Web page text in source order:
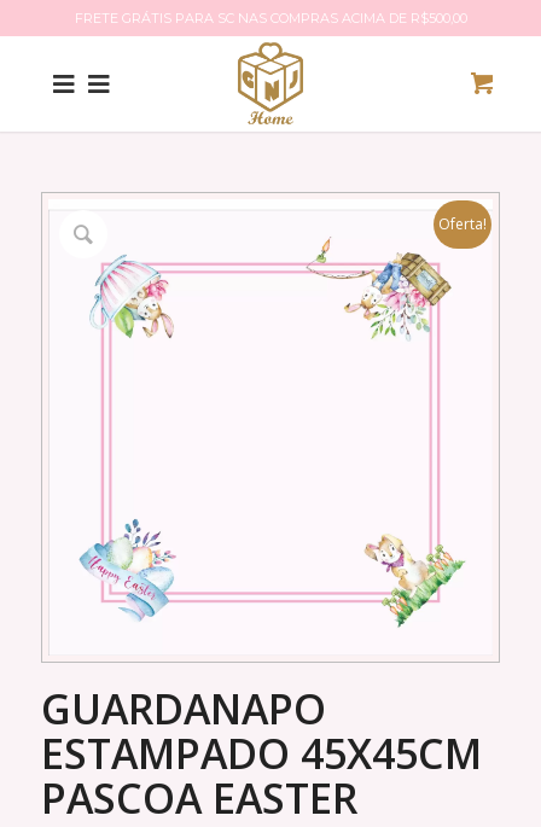
FRETE GRÁTIS PARA SC NAS COMPRAS ACIMA DE R$500,00
Oferta!
GUARDANAPO
ESTAMPADO 45X45CM
PASCOA EASTER